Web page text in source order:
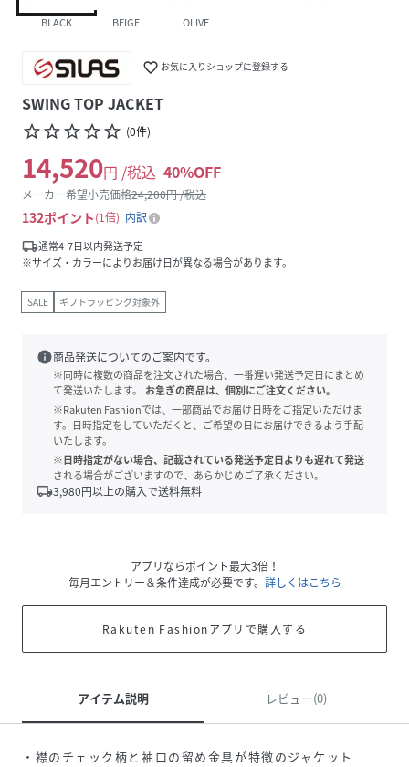
BLACK BEIGE OLIVE
favorite_border お気に入りショップに登録する
SWING TOP JACKET
star_borderstar_borderstar_borderstar_borderstar_border (0件)
14,520円 /税込 40%OFF
メーカー希望小売価格24,200円 /税込
132ポイント 1倍
内訳
local_shipping通常4-7日以内発送予定
※サイズ・カラーによりお届け日が異なる場合があります。
SALE ギフトラッピング対象外
info商品発送についてのご案内です。
※同時に複数の商品を注文された場合、一番遅い発送予定日にまとめ
て発送いたします。
お急ぎの商品は、個別にご注文ください。
※Rakuten Fashionでは、一部商品でお届け日時をご指定いただけま
す。日時指定をしていただくと、ご希望の日にお届けできるよう手配
いたします。
※日時指定がない場合、記載されている発送予定日よりも遅れて発送
される場合がございますので、あらかじめご了承ください。
local_shipping3,980円以上の購入で送料無料
アプリならポイント最大3倍！
毎月エントリー＆条件達成が必要です。 詳しくはこちら
Rakuten Fashionアプリで購入する
アイテム説明 レビュー(0)
・襟のチェック柄と袖口の留め金具が特徴のジャケット